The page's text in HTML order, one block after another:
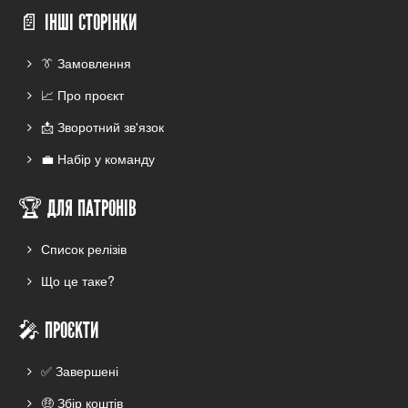
📄 ІНШІ СТОРІНКИ
👔 Замовлення
📈 Про проєкт
📩 Зворотний зв'язок
💼 Набір у команду
🏆 ДЛЯ ПАТРОНІВ
Список релізів
Що це таке?
🎤 ПРОЄКТИ
✅ Завершені
🤑 Збір коштів